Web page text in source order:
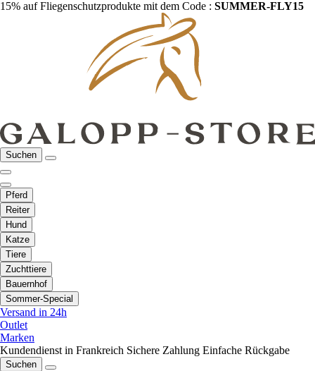
15% auf Fliegenschutzprodukte mit dem Code : SUMMER-FLY15
Suchen
Pferd
Reiter
Hund
Katze
Tiere
Zuchttiere
Bauernhof
Sommer-Special
Versand in 24h
Outlet
Marken
Kundendienst in Frankreich Sichere Zahlung Einfache Rückgabe
Suchen